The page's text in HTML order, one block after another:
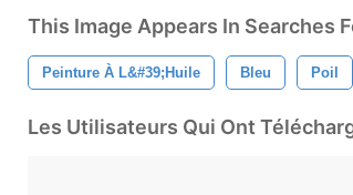
This Image Appears In Searches
Peinture À L&#39;huile Bleu Poil
Les Utilisateurs Qui Ont